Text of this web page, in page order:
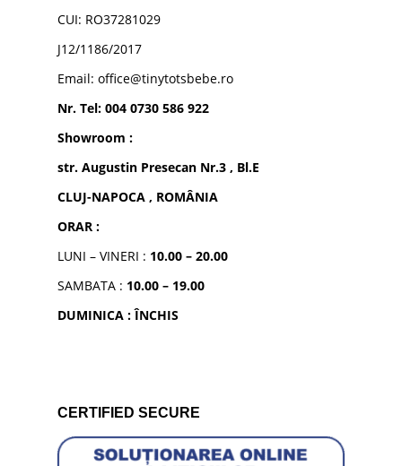
CUI: RO37281029
J12/1186/2017
Email: office@tinytotsbebe.ro
Nr. Tel: 004 0730 586 922
Showroom :
str. Augustin Presecan Nr.3 , Bl.E
CLUJ-NAPOCA , ROMÂNIA
ORAR :
LUNI – VINERI : 10.00 – 20.00
SAMBATA : 10.00 – 19.00
DUMINICA : ÎNCHIS
CERTIFIED SECURE